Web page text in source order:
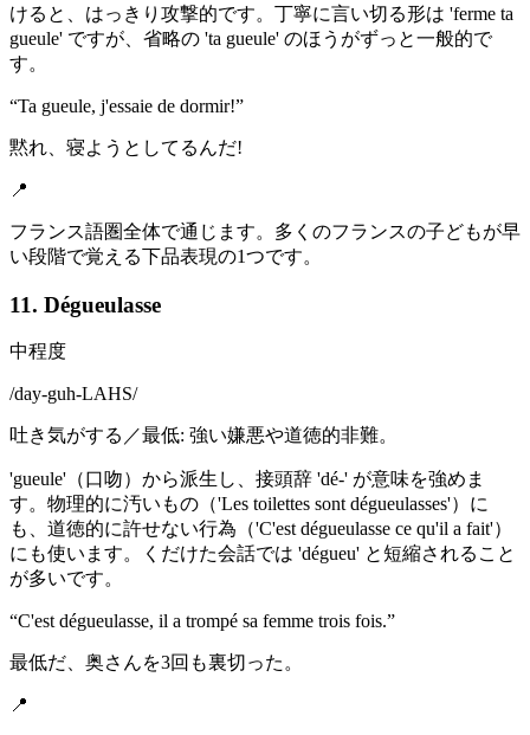
けると、はっきり攻撃的です。丁寧に言い切る形は 'ferme ta
gueule' ですが、省略の 'ta gueule' のほうがずっと一般的で
す。
“Ta gueule, j'essaie de dormir!”
黙れ、寝ようとしてるんだ!
📍
フランス語圏全体で通じます。多くのフランスの子どもが早
い段階で覚える下品表現の1つです。
11. Dégueulasse
中程度
/day-guh-LAHS/
吐き気がする／最低: 強い嫌悪や道徳的非難。
'gueule'（口吻）から派生し、接頭辞 'dé-' が意味を強めま
す。物理的に汚いもの（'Les toilettes sont dégueulasses'）に
も、道徳的に許せない行為（'C'est dégueulasse ce qu'il a fait'）
にも使います。くだけた会話では 'dégueu' と短縮されること
が多いです。
“C'est dégueulasse, il a trompé sa femme trois fois.”
最低だ、奥さんを3回も裏切った。
📍